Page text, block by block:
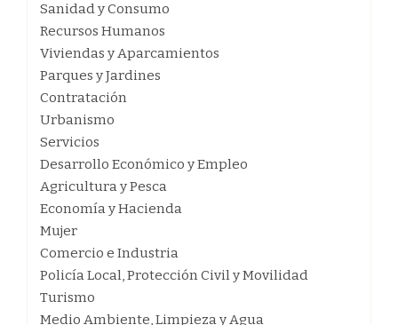
Sanidad y Consumo
Recursos Humanos
Viviendas y Aparcamientos
Parques y Jardines
Contratación
Urbanismo
Servicios
Desarrollo Económico y Empleo
Agricultura y Pesca
Economía y Hacienda
Mujer
Comercio e Industria
Policía Local, Protección Civil y Movilidad
Turismo
Medio Ambiente, Limpieza y Agua